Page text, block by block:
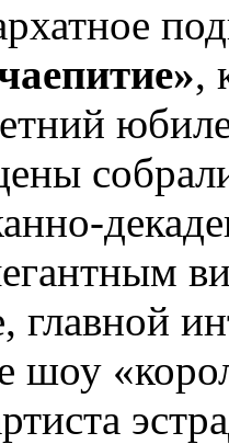
,
шоу